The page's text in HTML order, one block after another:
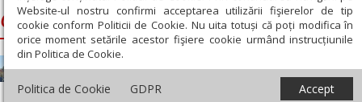
Website-ul nostru confirmi acceptarea utilizării fişierelor de tip
cookie conform Politicii de Cookie. Nu uita totuși că poți modifica în
orice moment setările acestor fişiere cookie urmând instrucțiunile
din Politica de Cookie.
Politica de Cookie GDPR Accept
Catedrala Arhiepiscopală din Arad
Știri Știri